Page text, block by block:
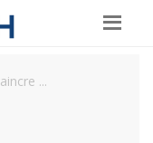
...